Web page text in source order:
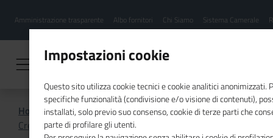
contenuto
Menu
hamburgher
Amministrazione trasparente Albo fornitori Chi Siamo Sistema Camerale
Home
PNRR, credito e incentivi alle imprese
Credito
Impostazioni cookie
Questo sito utilizza cookie tecnici e cookie analitici anonimizzati.
specifiche funzionalità (condivisione e/o visione di contenuti),
installati, solo previo suo consenso, cookie di terze parti che
parte di profilare gli utenti.